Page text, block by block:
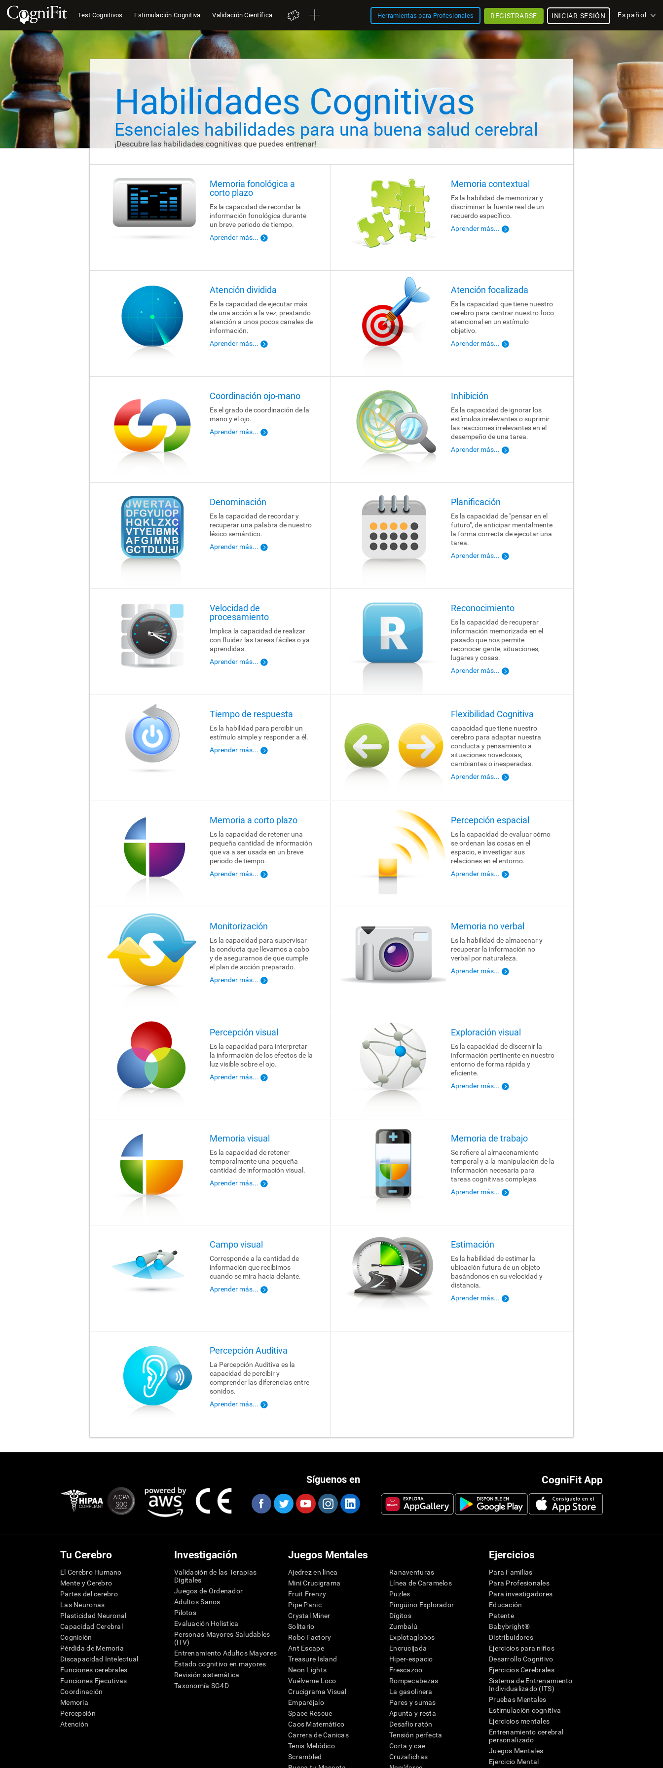
Test Cognitivos Estimulación Cognitiva Validación Científica Herramientas para Profesionales Español
INICIAR SESIÓN
REGISTRARSE
Habilidades Cognitivas
Esenciales habilidades para una buena salud cerebral
¡Descubre las habilidades cognitivas que puedes entrenar!
Memoria fonológica a
corto plazo
Es la capacidad de recordar la
información fonológica durante
un breve periodo de tiempo.
Aprender más...
Memoria contextual
Es la habilidad de memorizar y
discriminar la fuente real de un
recuerdo específico.
Aprender más...
Atención dividida
Es la capacidad de ejecutar más
de una acción a la vez, prestando
atención a unos pocos canales de
información.
Aprender más...
Atención focalizada
Es la capacidad que tiene nuestro
cerebro para centrar nuestro foco
atencional en un estímulo
objetivo.
Aprender más...
Coordinación ojo-mano
Es el grado de coordinación de la
mano y el ojo.
Aprender más...
Inhibición
Es la capacidad de ignorar los
estímulos irrelevantes o suprimir
las reacciones irrelevantes en el
desempeño de una tarea.
Aprender más...
Denominación
Es la capacidad de recordar y
recuperar una palabra de nuestro
léxico semántico.
Aprender más...
Planificación
Es la capacidad de "pensar en el
futuro", de anticipar mentalmente
la forma correcta de ejecutar una
tarea.
Aprender más...
Velocidad de
procesamiento
Implica la capacidad de realizar
con fluidez las tareas fáciles o ya
aprendidas.
Aprender más...
Reconocimiento
Es la capacidad de recuperar
información memorizada en el
pasado que nos permite
reconocer gente, situaciones,
lugares y cosas.
Aprender más...
Tiempo de respuesta
Es la habilidad para percibir un
estímulo simple y responder a él.
Aprender más...
Flexibilidad Cognitiva
capacidad que tiene nuestro
cerebro para adaptar nuestra
conducta y pensamiento a
situaciones novedosas,
cambiantes o inesperadas.
Aprender más...
Memoria a corto plazo
Es la capacidad de retener una
pequeña cantidad de información
que va a ser usada en un breve
periodo de tiempo.
Aprender más...
Percepción espacial
Es la capacidad de evaluar cómo
se ordenan las cosas en el
espacio, e investigar sus
relaciones en el entorno.
Aprender más...
Monitorización
Es la capacidad para supervisar
la conducta que llevamos a cabo
y de asegurarnos de que cumple
el plan de acción preparado.
Aprender más...
Memoria no verbal
Es la habilidad de almacenar y
recuperar la información no
verbal por naturaleza.
Aprender más...
Percepción visual
Es la capacidad para interpretar
la información de los efectos de la
luz visible sobre el ojo.
Aprender más...
Exploración visual
Es la capacidad de discernir la
información pertinente en nuestro
entorno de forma rápida y
eficiente.
Aprender más...
Memoria visual
Es la capacidad de retener
temporalmente una pequeña
cantidad de información visual.
Aprender más...
Memoria de trabajo
Se refiere al almacenamiento
temporal y a la manipulación de la
información necesaria para
tareas cognitivas complejas.
Aprender más...
Campo visual
Corresponde a la cantidad de
información que recibimos
cuando se mira hacia delante.
Aprender más...
Estimación
Es la habilidad de estimar la
ubicación futura de un objeto
basándonos en su velocidad y
distancia.
Aprender más...
Percepción Auditiva
La Percepción Auditiva es la
capacidad de percibir y
comprender las diferencias entre
sonidos.
Aprender más...
CogniFit App
Síguenos en
Tu Cerebro
El Cerebro Humano
Mente y Cerebro
Partes del cerebro
Las Neuronas
Plasticidad Neuronal
Capacidad Cerebral
Cognición
Pérdida de Memoria
Discapacidad Intelectual
Funciones cerebrales
Funciones Ejecutivas
Coordinación
Memoria
Percepción
Atención
Investigación
Validación de las Terapias
Digitales
Juegos de Ordenador
Adultos Sanos
Pilotos
Evaluación Holistica
Personas Mayores Saludables
(iTV)
Entrenamiento Adultos Mayores
Estado cognitivo en mayores
Revisión sistemática
Taxonomía SG4D
Juegos Mentales
Ajedrez en línea
Mini Crucigrama
Fruit Frenzy
Pipe Panic
Crystal Miner
Solitario
Robo Factory
Ant Escape
Treasure Island
Neon Lights
Vuélveme Loco
Crucigrama Visual
Emparéjalo
Space Rescue
Caos Matemático
Carrera de Canicas
Tenis Melódico
Scrambled
Ranaventuras
Línea de Caramelos
Puzles
Pingüino Explorador
Dígitos
Zumbalú
Explotaglobos
Encrucijada
Hiper-espacio
Frescazoo
Rompecabezas
La gasolinera
Pares y sumas
Apunta y resta
Desafío ratón
Tensión perfecta
Corta y cae
Cruzafichas
Ejercicios
Para Familias
Para Profesionales
Para investigadores
Educación
Patente
Babybright®
Distribuidores
Ejercicios para niños
Desarrollo Cognitivo
Ejercicios Cerebrales
Sistema de Entrenamiento
Individualizado (ITS)
Pruebas Mentales
Estimulación cognitiva
Ejercicios mentales
Entrenamiento cerebral
personalizado
Juegos Mentales
Ejercicio Mental